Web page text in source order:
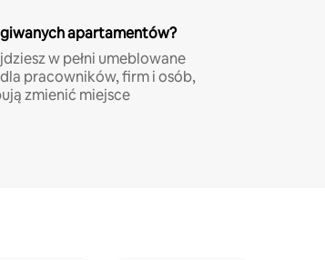
apartamentów?
w pełni umeblowane
pracowników, firm i osób,
zmienić miejsce